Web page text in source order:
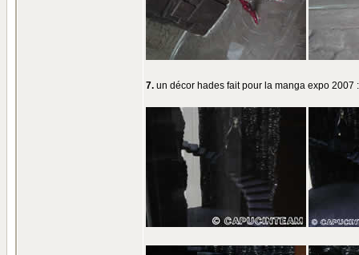
7. un décor hades fait pour la manga expo 2007 :